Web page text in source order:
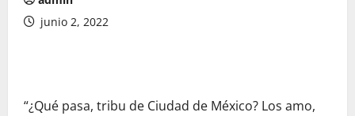
junio 2, 2022
“¿Qué pasa, tribu de Ciudad de México? Los amo,